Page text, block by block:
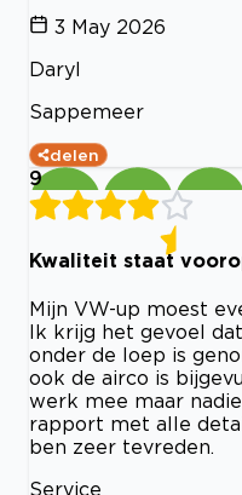
3 May 2026
Daryl
Sappemeer
delen
9
Kwaliteit staat
Mijn VW-up moest
Ik krijg het gevoel
onder de loep is
ook de airco is
werk mee maar
rapport met alle
ben zeer tevreden.
Service